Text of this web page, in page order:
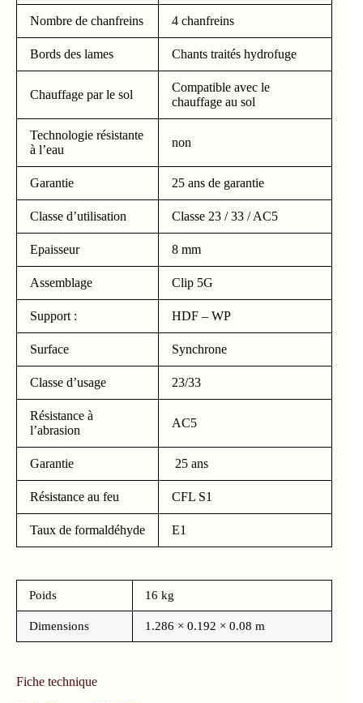
Nombre de chanfreins 4 chanfreins
Bords des lames Chants traités hydrofuge
Chauffage par le sol
Compatible avec le
chauffage au sol
Technologie résistante
à l’eau
non
Garantie 25 ans de garantie
Classe d’utilisation Classe 23 / 33 / AC5
Epaisseur 8 mm
Assemblage Clip 5G
Support : HDF – WP
Surface Synchrone
Classe d’usage 23/33
Résistance à
l’abrasion
AC5
Garantie 25 ans
Résistance au feu CFL S1
Taux de formaldéhyde E1
Poids 16 kg
Dimensions 1.286 × 0.192 × 0.08 m
Fiche technique